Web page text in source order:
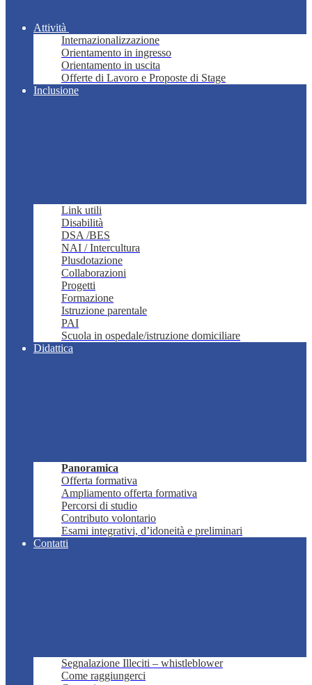
Attività
Internazionalizzazione
Orientamento in ingresso
Orientamento in uscita
Offerte di Lavoro e Proposte di Stage
Inclusione
Link utili
Disabilità
DSA /BES
NAI / Intercultura
Plusdotazione
Collaborazioni
Progetti
Formazione
Istruzione parentale
PAI
Scuola in ospedale/istruzione domiciliare
Didattica
Panoramica
Offerta formativa
Ampliamento offerta formativa
Percorsi di studio
Contributo volontario
Esami integrativi, d’idoneità e preliminari
Contatti
Segnalazione Illeciti – whistleblower
Come raggiungerci